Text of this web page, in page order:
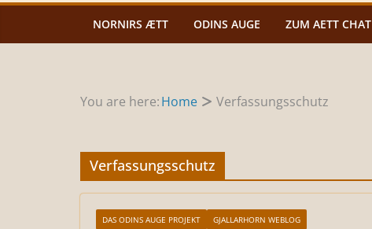
NORNIRS ÆTT ODINS AUGE ZUM AETT CHAT
You are here:Home Verfassungsschutz
Verfassungsschutz
DAS ODINS AUGE PROJEKT GJALLARHORN WEBLOG